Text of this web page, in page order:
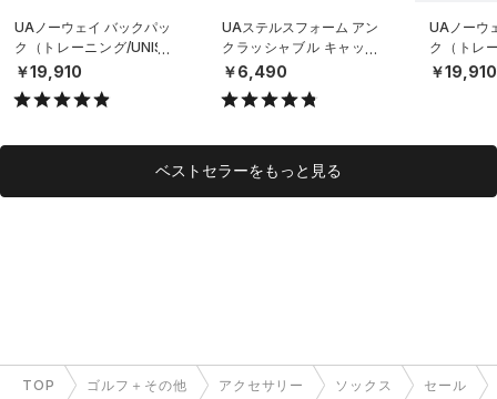
UAノーウェイ バックパッ
ク（トレーニング/UNISE
X）
￥19,910
UAステルスフォーム アン
クラッシャブル キャップ
（ライフスタイル/UNISE
￥6,490
UAノーウ
ク（トレ
X）
￥19,910
ベストセラーをもっと見る
TOP ゴルフ＋その他 アクセサリー ソックス セール